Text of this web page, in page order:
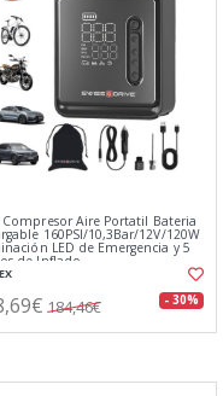
Aire Portatil Bateria
160PSI/10,3Bar/12V/120W
LED de Emergencia y 5
de Inflado
184,46€ - 30%